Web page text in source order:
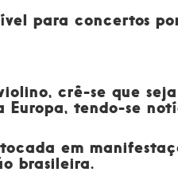
para concertos
, crê-se que
tendo-se
em
brasileira.